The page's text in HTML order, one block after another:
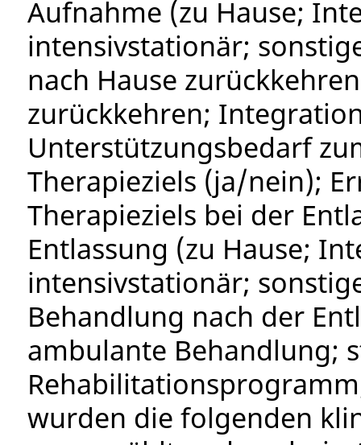
Aufnahme (zu Hause;
intensivstationär;
nach Hause
zurückkehren;
Unterstützungsbedarf
Therapieziels (ja/nein);
Therapieziels bei der
Entlassung (zu Hause;
intensivstationär;
Behandlung nach der
ambulante Behandlung;
wurden die folgenden